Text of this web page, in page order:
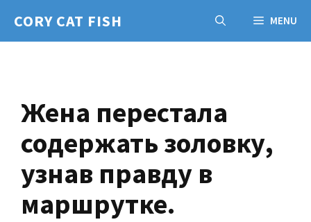
CORY CAT FISH MENU
Жена перестала
содержать золовку,
узнав правду в
маршрутке.